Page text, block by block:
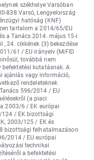
székhelye Varsóban
838 Varsó, Lengyelország
hatóság (KNF)
tartalom a 2014/65/EU
a Tanács 2014. május 15-i
24. cikkének (3) bekezdése
61 / EU irányelv (MiFID
továbbá nem
kutatásnak. A
ajánlás vagy információ,
rendeleteknek
596/2014 / EU
(a piaci
2003/6 / EK európai
/ EK bizottsági
2003/125 / EK és
bizottsági felhatalmazáson
2014 / EU európai
technikai
a befektetési